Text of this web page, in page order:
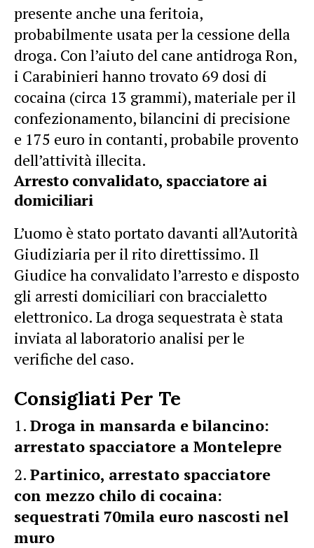
presente anche una feritoia,
probabilmente usata per la cessione della
droga. Con l’aiuto del cane antidroga Ron,
i Carabinieri hanno trovato 69 dosi di
cocaina (circa 13 grammi), materiale per il
confezionamento, bilancini di precisione
e 175 euro in contanti, probabile provento
dell’attività illecita.
Arresto convalidato, spacciatore ai
domiciliari
L’uomo è stato portato davanti all’Autorità
Giudiziaria per il rito direttissimo. Il
Giudice ha convalidato l’arresto e disposto
gli arresti domiciliari con braccialetto
elettronico. La droga sequestrata è stata
inviata al laboratorio analisi per le
verifiche del caso.
Consigliati Per Te
Droga in mansarda e bilancino:
arrestato spacciatore a Montelepre
Partinico, arrestato spacciatore
con mezzo chilo di cocaina:
sequestrati 70mila euro nascosti nel
muro